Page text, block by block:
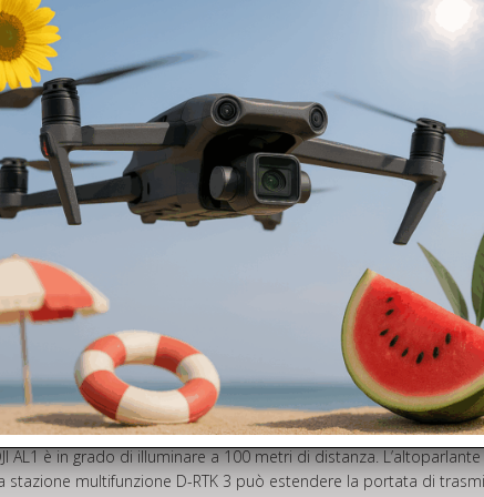
consente l’ispezione aerea ad alta velocità da più angolazioni.
ortofoto e fotografia obliqua con velocità di volo di mappatura
di creare modelli grezzi e generare percorsi di mappatura
ricerca e salvataggio
un altro paio d’occhi nel corso delle missioni di ricerca e
a distanza, anche su terreni difficili.
apportati alla modalità notturna, tra cui aperture più
di scarsa illuminazione.
AL1 è in grado di illuminare a 100 metri di distanza.
multifunzione D-RTK 3 può estendere la portata di